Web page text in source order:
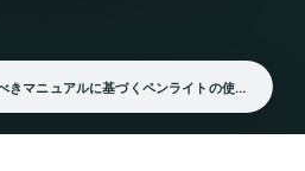
看護師が知っておくべきマニュアルに基づくペンライトの使い方は？